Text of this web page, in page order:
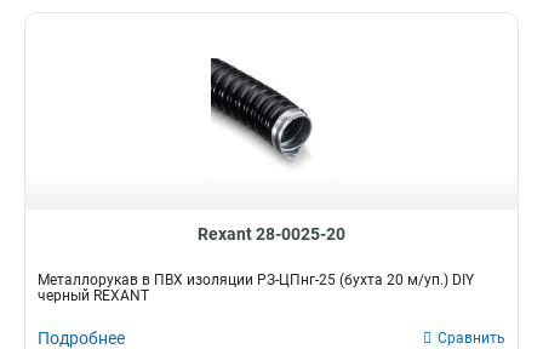
Rexant 28-0025-20
Металлорукав в ПВХ изоляции РЗ-ЦПнг-25 (бухта 20 м/уп.) DIY
черный REXANT
Подробнее Сравнить